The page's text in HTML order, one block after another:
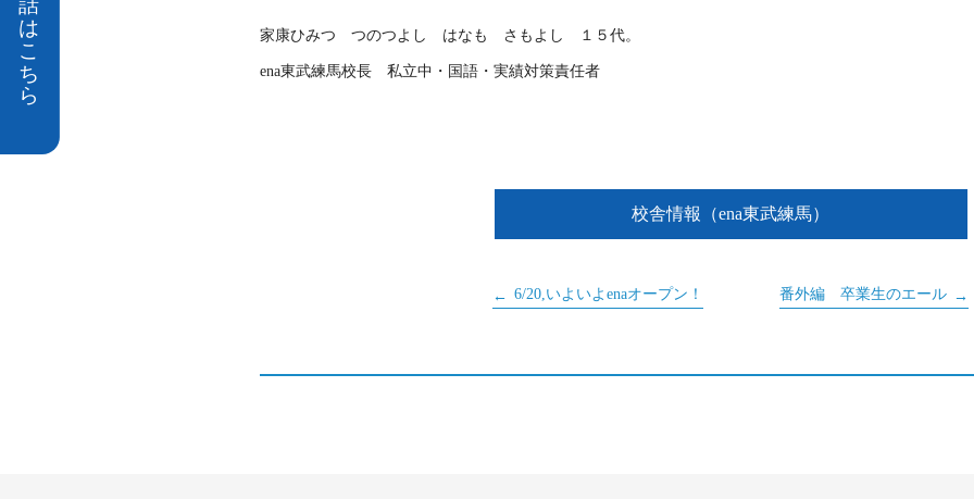
家康ひみつ つのつよし はなも さもよし １５代。
ena東武練馬校長 私立中・国語・実績対策責任者
校舎情報（ena東武練馬）
6/20,いよいよenaオープン！ 番外編 卒業生のエール